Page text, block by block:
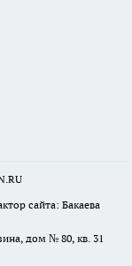
сайта: Бакаева
дом № 80, кв. 31